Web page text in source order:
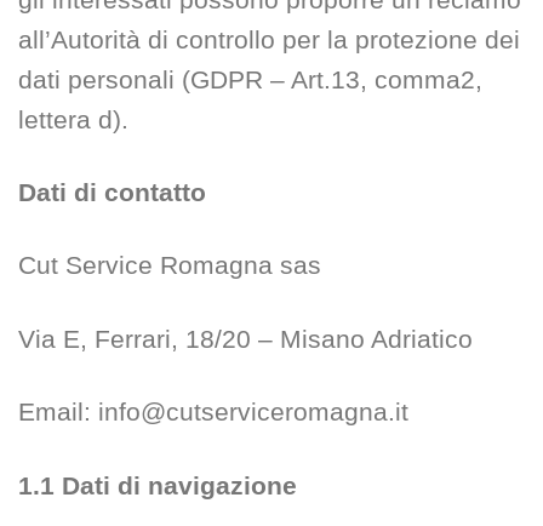
all’Autorità di controllo per la protezione dei
dati personali (GDPR – Art.13, comma2,
lettera d).
Dati di contatto
Cut Service Romagna sas
Via E, Ferrari, 18/20 – Misano Adriatico
Email: info@cutserviceromagna.it
1.1 Dati di navigazione